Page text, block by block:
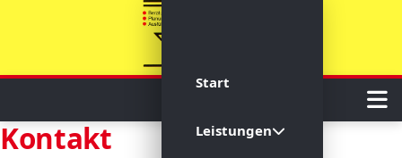
Start
Leistungen
Kontakt